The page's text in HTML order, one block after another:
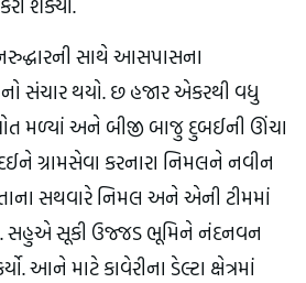
શક્યો.
સાથે આસપાસના
સંચાર થયો. છ હજાર એકરથી વધુ
મળ્યાં અને બીજી બાજુ દુબઈની ઊંચા
ગ્રામસેવા કરનારા નિમલને નવીન
સથવારે નિમલ અને એની ટીમમાં
સહુએ સૂકી ઉજ્જડ ભૂમિને નંદનવન
આને માટે કાવેરીના ડેલ્ટા ક્ષેત્રમાં